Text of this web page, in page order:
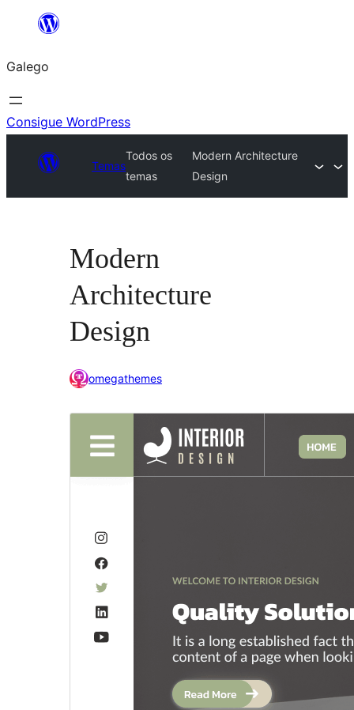
Saltar
contido
Galego
Consigue WordPress
Temas
Todos os
temas
Modern Architecture
Design
Modern
Architecture
Design
omegathemes